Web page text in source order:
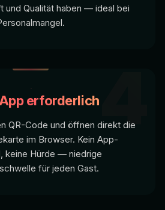
und Qualität haben — ideal bei
4
erforderlich
QR-Code und öffnen direkt die
im Browser. Kein App-
keine Hürde — niedrige
für jeden Gast.